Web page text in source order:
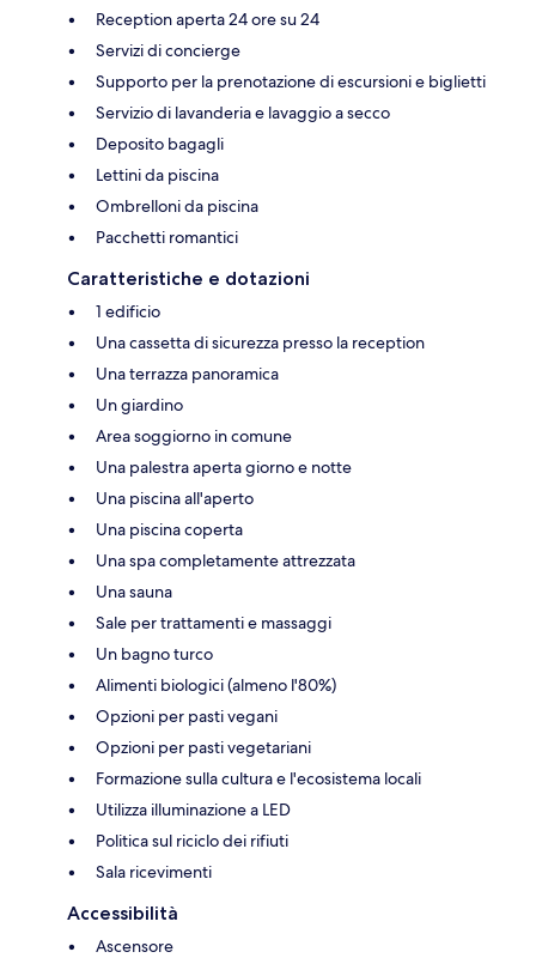
Reception aperta 24 ore su 24
Servizi di concierge
Supporto per la prenotazione di escursioni e biglietti
Servizio di lavanderia e lavaggio a secco
Deposito bagagli
Lettini da piscina
Ombrelloni da piscina
Pacchetti romantici
Caratteristiche e dotazioni
1 edificio
Una cassetta di sicurezza presso la reception
Una terrazza panoramica
Un giardino
Area soggiorno in comune
Una palestra aperta giorno e notte
Una piscina all'aperto
Una piscina coperta
Una spa completamente attrezzata
Una sauna
Sale per trattamenti e massaggi
Un bagno turco
Alimenti biologici (almeno l'80%)
Opzioni per pasti vegani
Opzioni per pasti vegetariani
Formazione sulla cultura e l'ecosistema locali
Utilizza illuminazione a LED
Politica sul riciclo dei rifiuti
Sala ricevimenti
Accessibilità
Ascensore